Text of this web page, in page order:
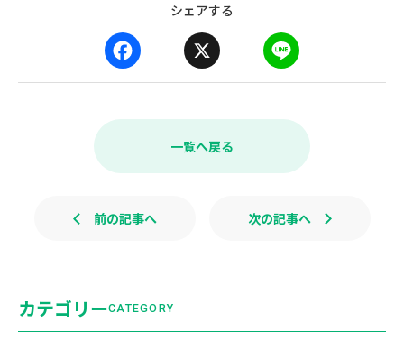
シェアする
a
e
k
i
e
一覧へ戻る
前の記事へ 次の記事へ
カテゴリーCATEGORY